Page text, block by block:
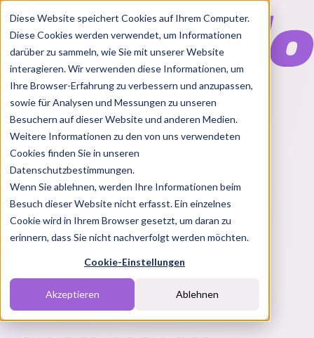
Diese Website speichert Cookies auf Ihrem Computer.
Diese Cookies werden verwendet, um Informationen
darüber zu sammeln, wie Sie mit unserer Website
interagieren. Wir verwenden diese Informationen, um
Ihre Browser-Erfahrung zu verbessern und anzupassen,
sowie für Analysen und Messungen zu unseren
Besuchern auf dieser Website und anderen Medien.
Weitere Informationen zu den von uns verwendeten
Cookies finden Sie in unseren
Datenschutzbestimmungen.
Wenn Sie ablehnen, werden Ihre Informationen beim
Besuch dieser Website nicht erfasst. Ein einzelnes
Cookie wird in Ihrem Browser gesetzt, um daran zu
erinnern, dass Sie nicht nachverfolgt werden möchten.
Cookie-Einstellungen
Akzeptieren Ablehnen
Features
Solutions
BlogChartsRabatt CodesPakete
Login